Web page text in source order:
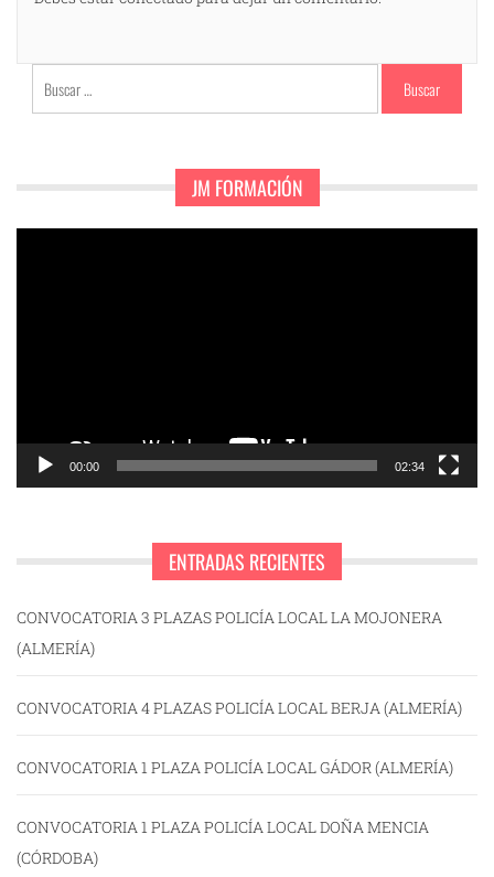
Buscar:
JM FORMACIÓN
00:00 02:34
ENTRADAS RECIENTES
CONVOCATORIA 3 PLAZAS POLICÍA LOCAL LA MOJONERA
(ALMERÍA)
CONVOCATORIA 4 PLAZAS POLICÍA LOCAL BERJA (ALMERÍA)
CONVOCATORIA 1 PLAZA POLICÍA LOCAL GÁDOR (ALMERÍA)
CONVOCATORIA 1 PLAZA POLICÍA LOCAL DOÑA MENCIA
(CÓRDOBA)